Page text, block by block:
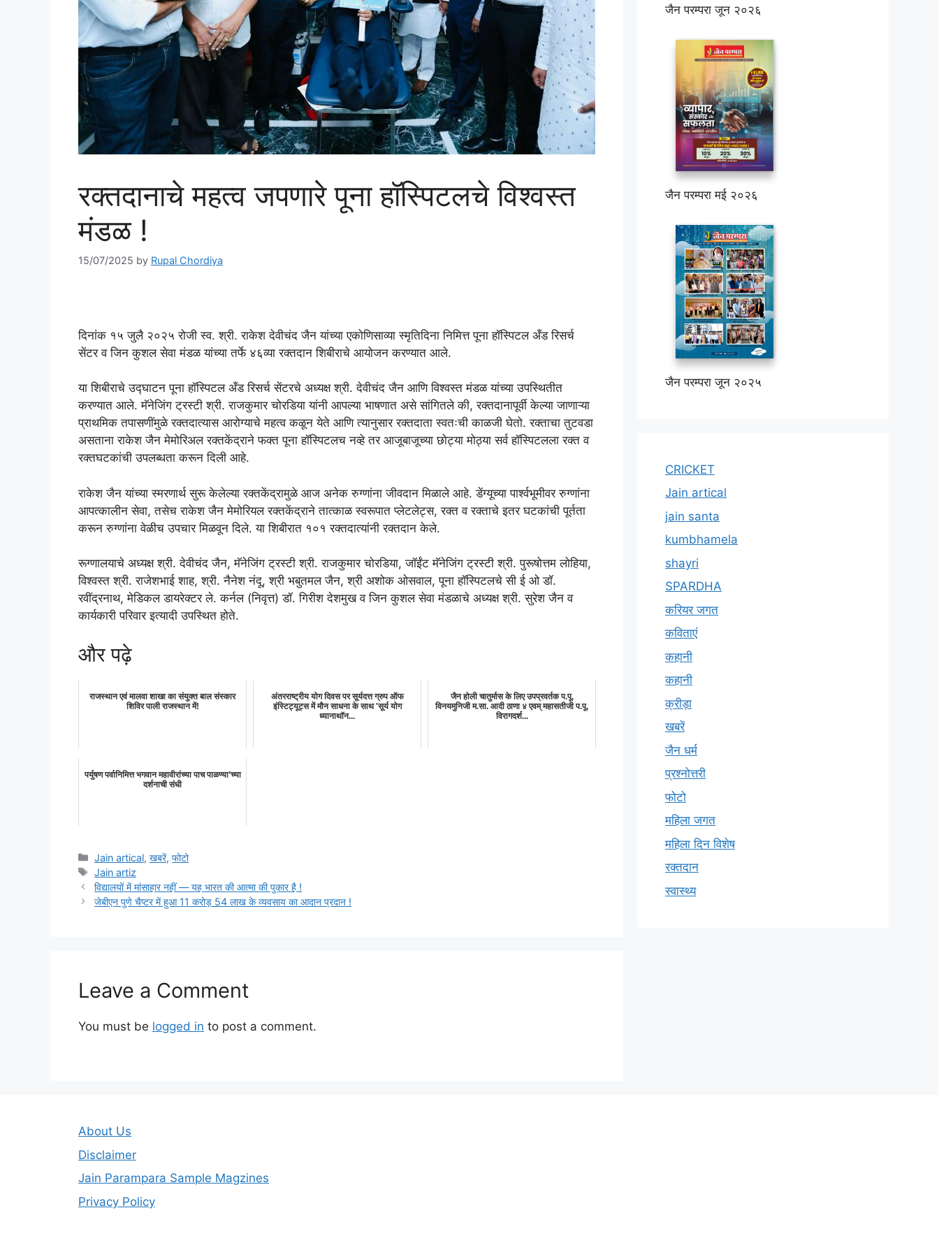
रक्तदानाचे महत्व जपणारे पूना हॉस्पिटलचे विश्वस्त
मंडळ !
15/07/2025 by Rupal Chordiya
दिनांक १५ जुलै २०२५ रोजी स्व. श्री. राकेश देवीचंद जैन यांच्या एकोणिसाव्या स्मृतिदिना निमित्त पूना हॉस्पिटल अँड रिसर्च
सेंटर व जिन कुशल सेवा मंडळ यांच्या तर्फे ४६व्या रक्तदान शिबीराचे आयोजन करण्यात आले.
या शिबीराचे उद्घाटन पूना हॉस्पिटल अँड रिसर्च सेंटरचे अध्यक्ष श्री. देवीचंद जैन आणि विश्वस्त मंडळ यांच्या उपस्थितीत
करण्यात आले. मॅनेजिंग ट्रस्टी श्री. राजकुमार चोरडिया यांनी आपल्या भाषणात असे सांगितले की, रक्तदानापूर्वी केल्या जाणाऱ्या
प्राथमिक तपासणींमुळे रक्तदात्यास आरोग्याचे महत्व कळून येते आणि त्यानुसार रक्तदाता स्वतःची काळजी घेतो. रक्ताचा तुटवडा
असताना राकेश जैन मेमोरिअल रक्तकेंद्राने फक्त पूना हॉस्पिटलच नव्हे तर आजूबाजूच्या छोट्या मोठ्या सर्व हॉस्पिटलला रक्त व
रक्तघटकांची उपलब्धता करून दिली आहे.
राकेश जैन यांच्या स्मरणार्थ सुरू केलेल्या रक्तकेंद्रामुळे आज अनेक रुग्णांना जीवदान मिळाले आहे. डेंग्यूच्या पार्श्वभूमीवर रुग्णांना
आपत्कालीन सेवा, तसेच राकेश जैन मेमोरियल रक्तकेंद्राने तात्काळ स्वरूपात प्लेटलेट्स, रक्त व रक्ताचे इतर घटकांची पूर्तता
करून रुग्णांना वेळीच उपचार मिळवून दिले. या शिबीरात १०१ रक्तदात्यांनी रक्तदान केले.
रूग्णालयाचे अध्यक्ष श्री. देवीचंद जैन, मॅनेजिंग ट्रस्टी श्री. राजकुमार चोरडिया, जॉईंट मॅनेजिंग ट्रस्टी श्री. पुरूषोत्तम लोहिया,
विश्वस्त श्री. राजेशभाई शाह, श्री. नैनेश नंदू, श्री भबुतमल जैन, श्री अशोक ओसवाल, पूना हॉस्पिटलचे सी ई ओ डॉ.
रवींद्रनाथ, मेडिकल डायरेक्टर ले. कर्नल (निवृत्त) डॉ. गिरीश देशमुख व जिन कुशल सेवा मंडळाचे अध्यक्ष श्री. सुरेश जैन व
कार्यकारी परिवार इत्यादी उपस्थित होते.
और पढ़े
राजस्थान एवं मालवा शाखा का संयुक्त बाल संस्कार
शिविर पाली राजस्थान में!
अंतरराष्ट्रीय योग दिवस पर सूर्यदत्त ग्रुप ऑफ
इंस्टिट्यूट्स में मौन साधना के साथ 'सूर्य योग
ध्यानाथॉन...
जैन होली चातुर्मास के लिए उपप्रवर्तक प.पू.
विनयमुनिजी म.सा. आदी ठाणा ४ एवम् महासतीजी प.पू.
विरागदर्श...
पर्युषण पर्वानिमित्त भगवान महावीरांच्या पाच पाळण्या’च्या
दर्शनाची संधी
Categories
Jain artical,खबरें,फोटो
Tags
Jain artiz
विद्यालयों में मांसाहार नहीं — यह भारत की आत्मा की पुकार है !
जेबीएन पुणे चैप्टर में हुआ 11 करोड़ 54 लाख के व्यवसाय का आदान प्रदान !
Leave a Comment
You must be logged in to post a comment.
जैन परम्परा जून २०२६
जैन परम्परा मई २०२६
जैन परम्परा जून २०२५
CRICKET
Jain artical
jain santa
kumbhamela
shayri
SPARDHA
करियर जगत
कविताएं
कहानी
कहानी
क्रीड़ा
खबरें
जैन धर्म
प्रश्नोत्तरी
फोटो
महिला जगत
महिला दिन विशेष
रक्तदान
स्वास्थ्य
About Us
Disclaimer
Jain Parampara Sample Magzines
Privacy Policy